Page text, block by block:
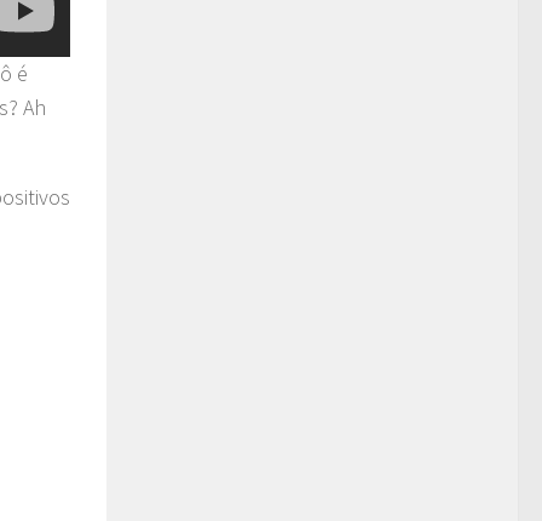
é
Ah